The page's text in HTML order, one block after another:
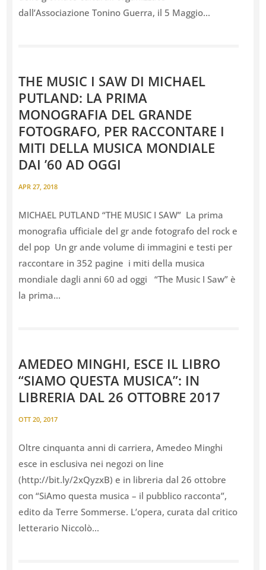
dall’Associazione Tonino Guerra, il 5 Maggio...
THE MUSIC I SAW DI MICHAEL
PUTLAND: LA PRIMA
MONOGRAFIA DEL GRANDE
FOTOGRAFO, PER RACCONTARE I
MITI DELLA MUSICA MONDIALE
DAI ’60 AD OGGI
APR 27, 2018
MICHAEL PUTLAND “THE MUSIC I SAW” La prima
monografia ufficiale del gr ande fotografo del rock e
del pop Un gr ande volume di immagini e testi per
raccontare in 352 pagine i miti della musica
mondiale dagli anni 60 ad oggi “The Music I Saw” è
la prima...
AMEDEO MINGHI, ESCE IL LIBRO
“SIAMO QUESTA MUSICA”: IN
LIBRERIA DAL 26 OTTOBRE 2017
OTT 20, 2017
Oltre cinquanta anni di carriera, Amedeo Minghi
esce in esclusiva nei negozi on line
(http://bit.ly/2xQyzxB) e in libreria dal 26 ottobre
con “SiAmo questa musica – il pubblico racconta”,
edito da Terre Sommerse. L’opera, curata dal critico
letterario Niccolò...